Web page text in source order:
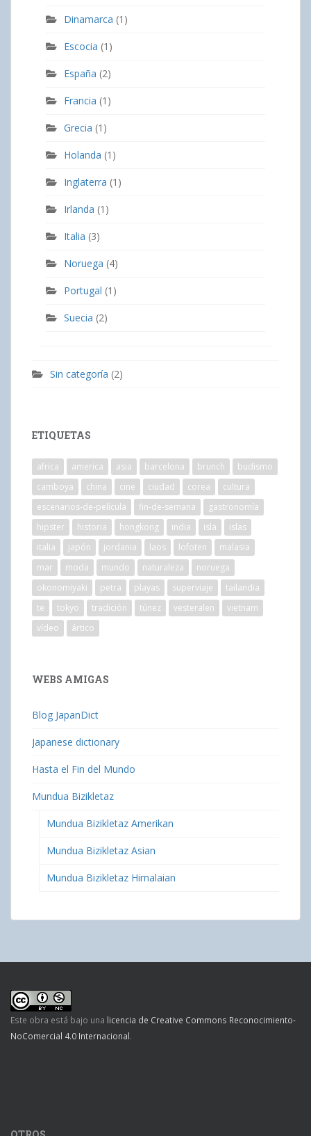
Dinamarca (1)
Escocia (1)
España (2)
Francia (1)
Grecia (1)
Holanda (1)
Inglaterra (1)
Irlanda (1)
Italia (3)
Noruega (4)
Portugal (1)
Suecia (2)
Sin categoría (2)
ETIQUETAS
africa america asia barcelona brunch
budismo
camboya
china cine ciudad corea
cultura
escenarios-de-película
fin-de-semana
gastronomía
hipster
historia hongkong india isla
islas
italia
japón jordania laos lofoten
malasia
mar
moda mundo naturaleza
noruega
okonomiyaki
petra playas superviaje
tailandia
te
tokyo tradición túnez vesteralen
vietnam
vídeo
ártico
WEBS AMIGAS
Blog JapanDict
Japanese dictionary
Hasta el Fin del Mundo
Mundua Bizikletaz
Mundua Bizikletaz Amerikan
Mundua Bizikletaz Asian
Mundua Bizikletaz Himalaian
Este obra está bajo una licencia de Creative Commons Reconocimiento-
NoComercial 4.0 Internacional.